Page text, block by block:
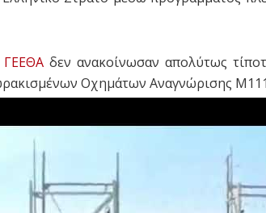
ΓΕΕΘΑ δεν ανακοίνωσαν απολύτως
Οχημάτων Αναγνώρισης